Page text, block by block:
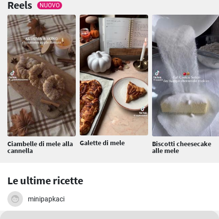
Reels NUOVO
Ciambelle di mele alla
cannella
Galette di mele Biscotti cheesecake
alle mele
Le ultime ricette
minipapkaci